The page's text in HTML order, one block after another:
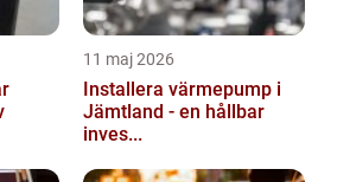
11 maj 2026
Installera värmepump i
Jämtland - en hållbar
inves...